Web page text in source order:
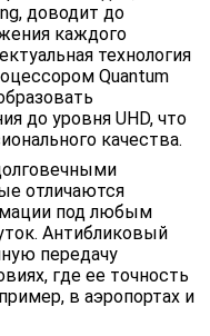
доводит до
каждого
технология
Quantum
до уровня UHD, что
качества.
отличаются
под любым
Антибликовый
передачу
где ее точность
в аэропортах и